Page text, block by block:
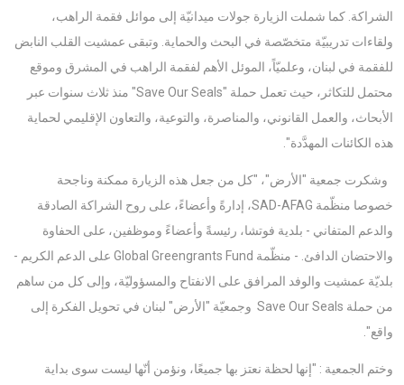
الشراكة. كما شملت الزيارة جولات ميدانيّة إلى موائل فقمة الراهب،
ولقاءات تدريبيّة متخصّصة في البحث والحماية. وتبقى عمشيت القلب النابض
للفقمة في لبنان، وعلميّاً، الموئل الأهم لفقمة الراهب في المشرق وموقع
محتمل للتكاثر، حيث تعمل حملة "Save Our Seals" منذ ثلاث سنوات عبر
الأبحاث، والعمل القانوني، والمناصرة، والتوعية، والتعاون الإقليمي لحماية
هذه الكائنات المهدَّدة".
وشكرت جمعية "الأرض"، "كل من جعل هذه الزيارة ممكنة وناجحة
خصوصا منظّمة SAD-AFAG، إدارةً وأعضاءً، على روح الشراكة الصادقة
والدعم المتفاني - بلدية فوتشا، رئيسةً وأعضاءً وموظفين، على الحفاوة
والاحتضان الدافئ. - منظّمة Global Greengrants Fund على الدعم الكريم -
بلديّة عمشيت والوفد المرافق على الانفتاح والمسؤوليّة، وإلى كل من ساهم
من حملة Save Our Seals وجمعيّة "الأرض" لبنان في تحويل الفكرة إلى
واقع".
وختم الجمعية : "إنها لحظة نعتز بها جميعًا، ونؤمن أنّها ليست سوى بداية